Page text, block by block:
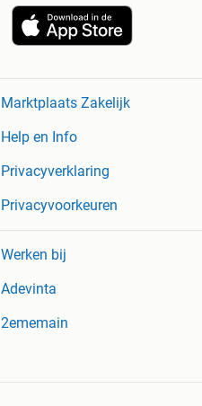
Marktplaats Zakelijk
Help en Info
Privacyverklaring
Privacyvoorkeuren
Werken bij
Adevinta
2ememain